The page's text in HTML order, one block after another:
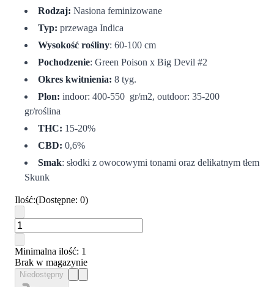
Rodzaj: Nasiona feminizowane
Typ: przewaga Indica
Wysokość rośliny: 60-100 cm
Pochodzenie: Green Poison x Big Devil #2
Okres kwitnienia: 8 tyg.
Plon: indoor: 400-550 gr/m2, outdoor: 35-200
gr/roślina
THC: 15-20%
CBD: 0,6%
Smak: słodki z owocowymi tonami oraz delikatnym tłem
Skunk
Ilość:(Dostępne: 0)
Minimalna ilość: 1
Brak w magazynie
Niedostępny